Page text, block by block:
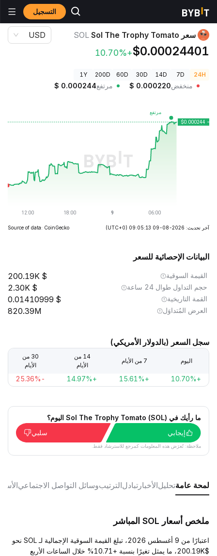
التسجيل أسعار العملات الرقمية
سعر Sol The Trophy Tomato SOL
$0.00024401
+10.70%
USD
24H
7D
14D
30D
60D
200D
1Y
منخفض $ 0.000220 مرتفع $ 0.000244
آخر تحديث: 2026-08-09 09:05:13 (UTC+0)
Source of data: CoinGecko
البيانات الإحصائية للسعر
القيمة السوقية 200.19K
حجم التداول طوال 24 ساعة 2.30K
القمة التاريخية 0.01410999
العرض المُتداوَل 820.39M
سجل السعر (بالدولار الأمريكي)
اليوم 7 من الأيام
14 من
الأيام
30 من
الأيام
+10.70%
+15.61%
+14.97%
-25.36%
ما رأيك في Sol The Trophy Tomato (SOL) اليوم؟
إيجابي
سلبي
ملاحظة: تُعرَض هذه المعلومات كمرجع للاسترشاد فقط.
لمحة عامةتحليلالأخبار تبادلالترتيبوسائل التواصل الاجتماعي
ملخص أسعار SOL المباشر
اعتبارًا من 9 أغسطس 2026، تبلغ القيمة السوقية الإجمالية لـ SOL نحو
$200.19K، ما يمثل تغيرًا بنسبة +10.71% خلال الساعات الأربع